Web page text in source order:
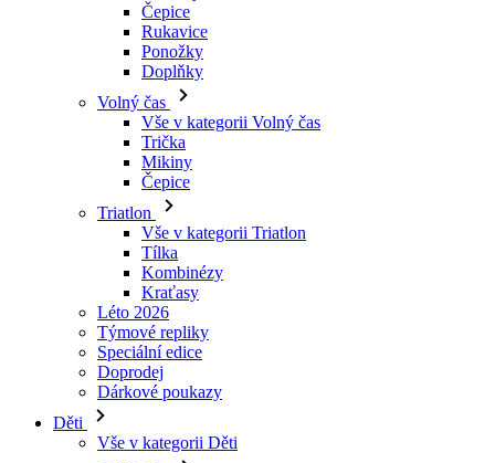
Čepice
Rukavice
Ponožky
Doplňky
Volný čas
Vše v kategorii Volný čas
Trička
Mikiny
Čepice
Triatlon
Vše v kategorii Triatlon
Tílka
Kombinézy
Kraťasy
Léto 2026
Týmové repliky
Speciální edice
Doprodej
Dárkové poukazy
Děti
Vše v kategorii Děti